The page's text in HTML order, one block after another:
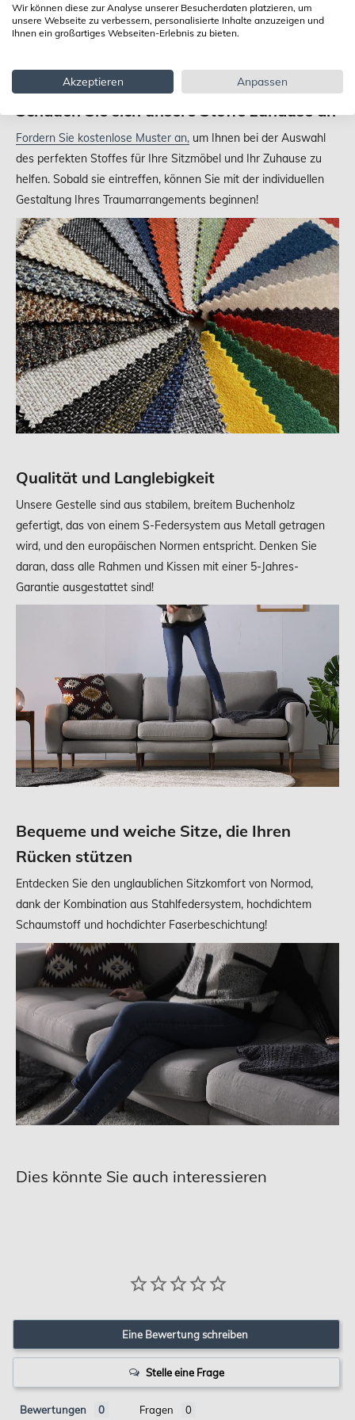
Schauen Sie sich unsere Stoffe zuhause an
Fordern Sie kostenlose Muster an, um Ihnen bei der Auswahl
des perfekten Stoffes für Ihre Sitzmöbel und Ihr Zuhause zu
helfen. Sobald sie eintreffen, können Sie mit der individuellen
Gestaltung Ihres Traumarrangements beginnen!
Qualität und Langlebigkeit
Unsere Gestelle sind aus stabilem, breitem Buchenholz
gefertigt, das von einem S-Federsystem aus Metall getragen
wird, und den europäischen Normen entspricht. Denken Sie
daran, dass alle Rahmen und Kissen mit einer 5-Jahres-
Garantie ausgestattet sind!
Bequeme und weiche Sitze, die Ihren
Rücken stützen
Entdecken Sie den unglaublichen Sitzkomfort von Normod,
dank der Kombination aus Stahlfedersystem, hochdichtem
Schaumstoff und hochdichter Faserbeschichtung!
Dies könnte Sie auch interessieren
Eine Bewertung schreiben
Stelle eine Frage
Bewertungen Fragen
Wir können diese zur Analyse unserer Besucherdaten platzieren, um
unsere Webseite zu verbessern, personalisierte Inhalte anzuzeigen und
Ihnen ein großartiges Webseiten-Erlebnis zu bieten.
Akzeptieren Anpassen